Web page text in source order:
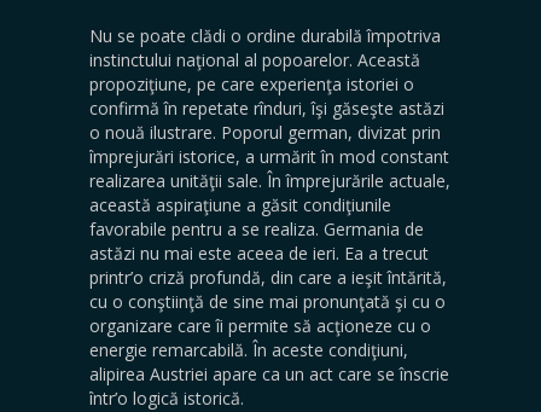
Nu se poate clădi o ordine durabilă împotriva
instinctului naţional al popoarelor. Această
propoziţiune, pe care experienţa istoriei o
confirmă în repetate rînduri, îşi găseşte astăzi
o nouă ilustrare. Poporul german, divizat prin
împrejurări istorice, a urmărit în mod constant
realizarea unităţii sale. În împrejurările actuale,
această aspiraţiune a găsit condiţiunile
favorabile pentru a se realiza. Germania de
astăzi nu mai este aceea de ieri. Ea a trecut
printr’o criză profundă, din care a ieşit întărită,
cu o conştiinţă de sine mai pronunţată şi cu o
organizare care îi permite să acţioneze cu o
energie remarcabilă. În aceste condiţiuni,
alipirea Austriei apare ca un act care se înscrie
într’o logică istorică.